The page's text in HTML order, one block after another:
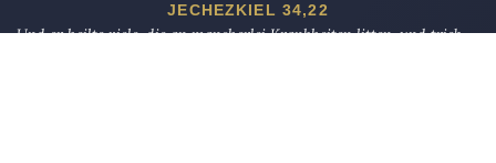
JECHEZKIEL 34,22
Und er heilte viele, die an mancherlei Krankheiten litten, und trieb